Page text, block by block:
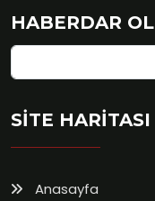
HABERDAR OL
SİTE HARİTASI
Anasayfa